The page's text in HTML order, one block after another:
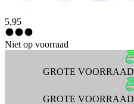
5,95
Niet op voorraad
GROTE VOORRAAD
GROTE VOORRAAD